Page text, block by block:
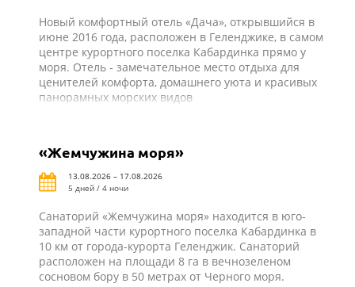
Новый комфортный отель «Дача», открывшийся в
июне 2016 года, расположен в Геленджике, в самом
центре курортного поселка Кабардинка прямо у
моря. Отель - замечательное место отдыха для
ценителей комфорта, домашнего уюта и красивых
панорамных морских видов
«Жемчужина моря»
13.08.2026 – 17.08.2026
5 дней / 4 ночи
Санаторий «Жемчужина моря» находится в юго-
западной части курортного поселка Кабардинка в
10 км от города-курорта Геленджик. Санаторий
расположен на площади 8 га в вечнозеленом
сосновом бору в 50 метрах от Черного моря.